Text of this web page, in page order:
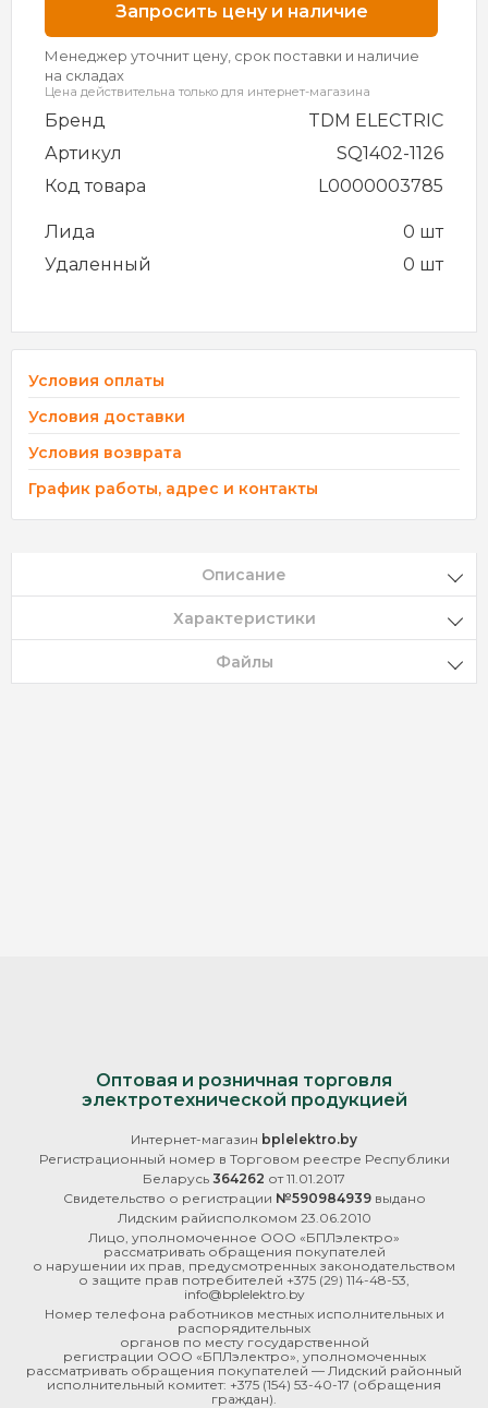
Запросить цену и наличие
Менеджер уточнит цену, срок поставки и наличие
на складах
Цена действительна только для интернет-магазина
Бренд
TDM ELECTRIC
Артикул
SQ1402-1126
Код товара
L0000003785
Лида
0 шт
Удаленный
0 шт
Условия оплаты
Условия доставки
Условия возврата
График работы, адрес и контакты
Описание
Характеристики
Файлы
Оптовая и розничная торговля
электротехнической продукцией
Интернет-магазин bplelektro.by
Регистрационный номер в Торговом реестре Республики
Беларусь 364262 от 11.01.2017
Свидетельство о регистрации №590984939выдано
Лидским райисполкомом 23.06.2010
Лицо, уполномоченное ООО «БПЛэлектро»
рассматривать обращения покупателей
о нарушении их прав, предусмотренных законодательством
о защите прав потребителей +375 (29) 114-48-53
info@bplelektro.by
Номер телефона работников местных исполнительных и
распорядительных
органов по месту государственной
регистрации ООО «БПЛэлектро», уполномоченных
рассматривать обращения покупателей — Лидский районный
исполнительный комитет: +375 (154) 53-40-17 (обращения
граждан).